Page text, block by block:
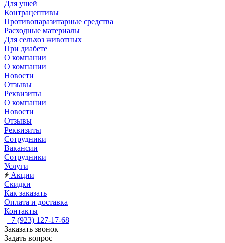
Для ушей
Контрацептивы
Противопаразитарные средства
Расходные материалы
Для сельхоз животных
При диабете
О компании
О компании
Новости
Отзывы
Реквизиты
О компании
Новости
Отзывы
Реквизиты
Сотрудники
Вакансии
Сотрудники
Услуги
Акции
Скидки
Как заказать
Оплата и доставка
Контакты
+7 (923) 127-17-68
Заказать звонок
Задать вопрос